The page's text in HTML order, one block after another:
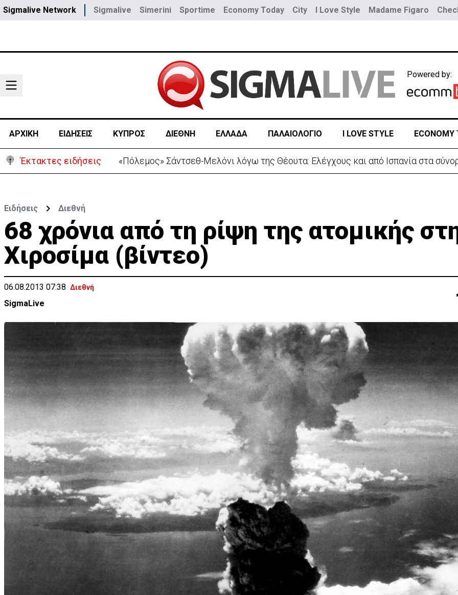
Sigmalive Network Sigmalive Simerini Sportime Economy Today City I Love Style Madame Figaro
Powered by:
ΑΡΧΙΚΗ ΕΙΔΗΣΕΙΣ ΚΥΠΡΟΣ ΔΙΕΘΝΗ ΕΛΛΑΔΑ ΠΑΛΑΙΟΛΟΓΙΟ I LOVE STYLE ECONOMY
Έκτακτες ειδήσεις 30 χρόνια από τις δολοφονίες Ισαάκ-Σολωμού-Εκδήλωση μνήμης απόψε στο
Ειδήσεις Διεθνή
68 χρόνια από τη ρίψη της ατομικής
Χιροσίμα (βίντεο)
06.08.2013 07:38 Διεθνή
SigmaLive